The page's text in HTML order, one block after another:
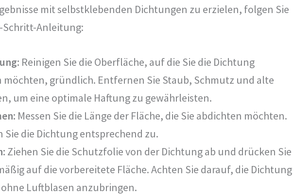
mit selbstklebenden Dichtungen zu erzielen, folgen Sie
Anleitung:
Reinigen Sie die Oberfläche, auf die Sie die Dichtung
gründlich. Entfernen Sie Staub, Schmutz und alte
um eine optimale Haftung zu gewährleisten.
Messen Sie die Länge der Fläche, die Sie abdichten möchten.
Sie die Dichtung entsprechend zu.
Ziehen Sie die Schutzfolie von der Dichtung ab und drücken Sie
auf die vorbereitete Fläche. Achten Sie darauf, die Dichtung
Luftblasen anzubringen.